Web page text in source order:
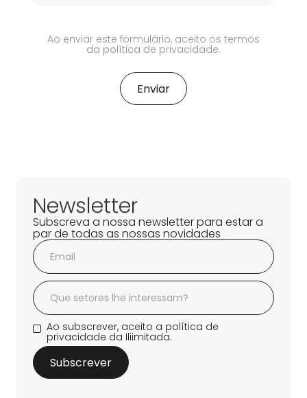
Ao enviar este formulário, aceito os termos
da política de privacidade.
Newsletter
Subscreva a nossa newsletter para estar a
par de todas as nossas novidades
Ao subscrever, aceito a política de
privacidade da Iliimitada.